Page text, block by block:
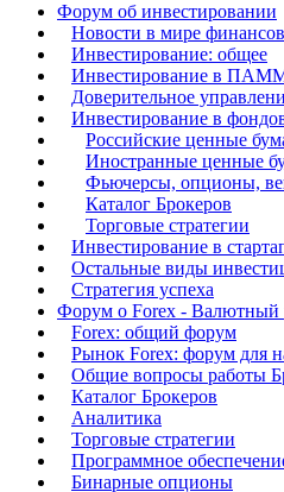
Форум об инвестировании
Новости в мире
Инвестирование: общее
Инвестирование в
Доверительное
Инвестирование в
Российские ценные
Иностранные ценные
Фьючерсы, опционы,
Каталог Брокеров
Торговые стратегии
Инвестирование в
Остальные виды
Стратегия успеха
Форум о Forex - Валютный
Forex: общий форум
Рынок Forex: форум для
Общие вопросы работы
Каталог Брокеров
Аналитика
Торговые стратегии
Программное
Бинарные опционы